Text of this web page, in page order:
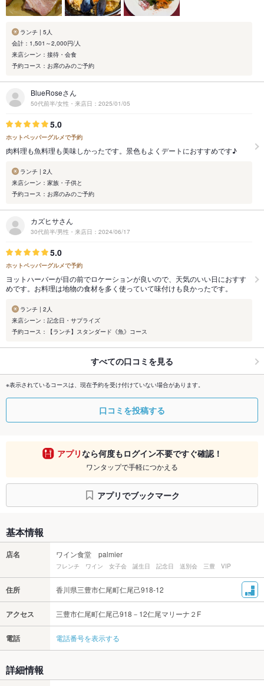
ランチ | 5人
会計：1,501～2,000円/人
来店シーン：接待・会食
予約コース：お席のみのご予約
BlueRoseさん
50代前半/女性・来店日：2025/01/05
5.0
ホットペッパーグルメで予約
肉料理も魚料理も美味しかったです。景色もよくデートにおすすめです♪
ランチ | 2人
来店シーン：家族・子供と
予約コース：お席のみのご予約
カズヒサさん
30代前半/男性・来店日：2024/06/17
5.0
ホットペッパーグルメで予約
ヨットハーバーが目の前でロケーションが良いので、天気のいい日におすす
めです。お料理は地物の食材を多く使っていて味付けも良かったです。
ランチ | 2人
来店シーン：記念日・サプライズ
予約コース：【ランチ】スタンダード《魚》コース
すべての口コミを見る
※表示されているコースは、現在予約を受け付けていない場合があります。
口コミを投稿する
アプリなら何度もログイン不要ですぐ確認！
ワンタップで手軽につかえる
アプリでブックマーク
基本情報
店名 ワイン食堂 palmier
フレンチ ワイン 女子会 誕生日 記念日 送別会 三豊 VIP
住所 香川県三豊市仁尾町仁尾己918-12
アクセス 三豊市仁尾町仁尾己918－12仁尾マリーナ２F
電話 電話番号を表示する
詳細情報